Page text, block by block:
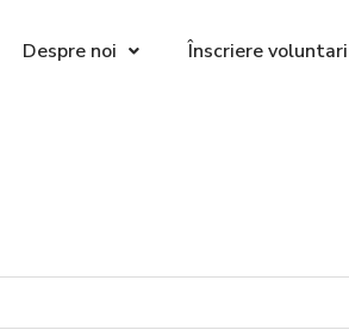
Despre noi Înscriere voluntari